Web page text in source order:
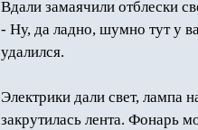
Вдали замаячили отблески
- Ну, да ладно, шумно тут у
удалился.
Электрики дали свет, лампа
закрутилась лента. Фонарь